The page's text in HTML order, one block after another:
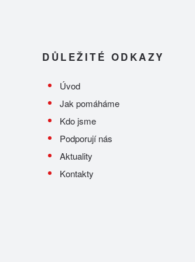
DŮLEŽITÉ ODKAZY
Úvod
Jak pomáháme
Kdo jsme
Podporují nás
Aktuality
Kontakty